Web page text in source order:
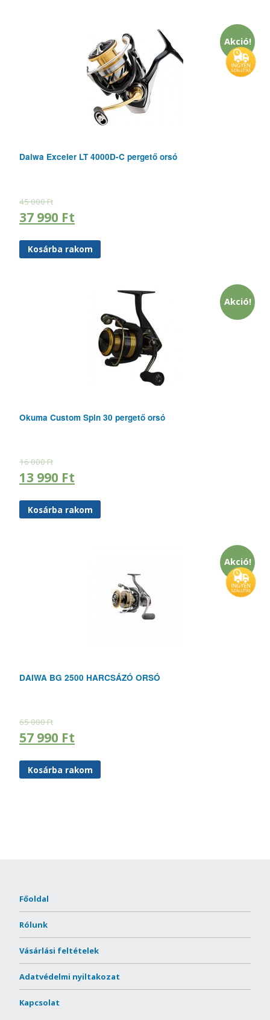
Akció!
Daiwa Exceler LT 4000D-C pergető orsó
45 000Ft
37 990 Ft
Kosárba rakom
Akció!
Okuma Custom Spin 30 pergető orsó
16 000Ft
13 990 Ft
Kosárba rakom
Akció!
DAIWA BG 2500 HARCSÁZÓ ORSÓ
65 000Ft
57 990 Ft
Kosárba rakom
Főoldal
Rólunk
Vásárlási feltételek
Adatvédelmi nyiltakozat
Kapcsolat